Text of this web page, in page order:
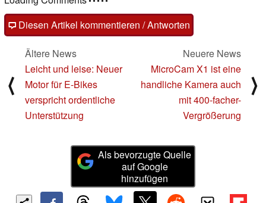
Diesen Artikel kommentieren / Antworten
⟨
Ältere News
Leicht und leise: Neuer
Motor für E-Bikes
verspricht ordentliche
Unterstützung
Neuere News
MicroCam X1 ist eine
handliche Kamera auch
mit 400-facher-
Vergrößerung
⟩
Als bevorzugte Quelle
auf Google
hinzufügen